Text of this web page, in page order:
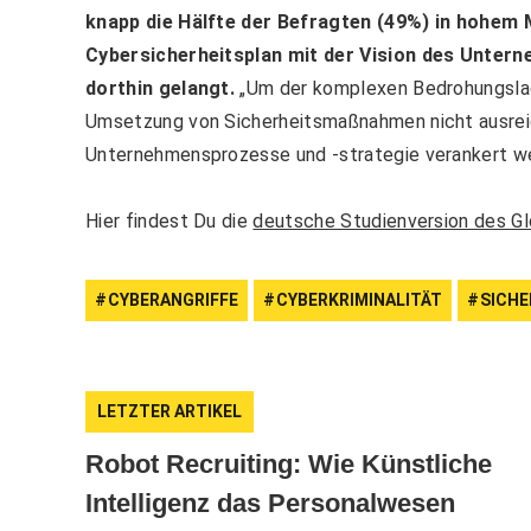
knapp die Hälfte der Befragten (49%) in
Cybersicherheitsplan mit der Vision des
dorthin gelangt. „Um der komplexen
Umsetzung von Sicherheitsmaßnahmen nicht
Unternehmensprozesse und -strategie verankert
Hier findest Du diedeutsche Studienversion des
CYBERANGRIFFE CYBERKRIMINALITÄT
LETZTER ARTIKEL
Robot Recruiting: Wie Künstliche
Intelligenz das Personalwesen